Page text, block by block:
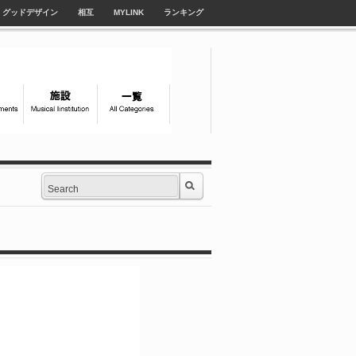
グッドデザイン 相互 MYLINK ランキング